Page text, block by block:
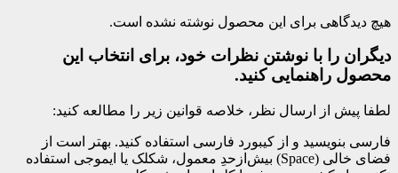
هیچ دیدگاهی برای این محصول نوشته نشده است.
دیگران را با نوشتن نظرات خود، برای انتخاب این
محصول راهنمایی کنید.
لطفا پیش از ارسال نظر، خلاصه قوانین زیر را مطالعه کنید:
فارسی بنویسید و از کیبورد فارسی استفاده کنید. بهتر است از
فضای خالی (Space) بیش‌از‌حدِ معمول، شکلک یا ایموجی استفاده